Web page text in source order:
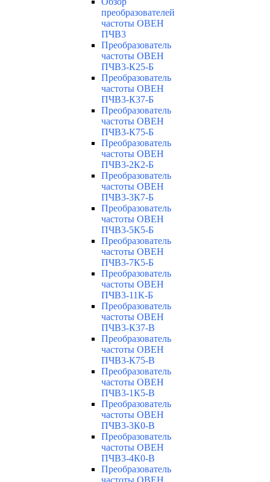
преобразователей
частоты ОВЕН
ПЧВ3
Преобразователь
частоты ОВЕН
ПЧВ3-К25-Б
Преобразователь
частоты ОВЕН
ПЧВ3-К37-Б
Преобразователь
частоты ОВЕН
ПЧВ3-К75-Б
Преобразователь
частоты ОВЕН
ПЧВ3-2К2-Б
Преобразователь
частоты ОВЕН
ПЧВ3-3К7-Б
Преобразователь
частоты ОВЕН
ПЧВ3-5К5-Б
Преобразователь
частоты ОВЕН
ПЧВ3-7К5-Б
Преобразователь
частоты ОВЕН
ПЧВ3-11К-Б
Преобразователь
частоты ОВЕН
ПЧВ3-К37-В
Преобразователь
частоты ОВЕН
ПЧВ3-К75-В
Преобразователь
частоты ОВЕН
ПЧВ3-1К5-В
Преобразователь
частоты ОВЕН
ПЧВ3-3К0-В
Преобразователь
частоты ОВЕН
ПЧВ3-4К0-В
Преобразователь